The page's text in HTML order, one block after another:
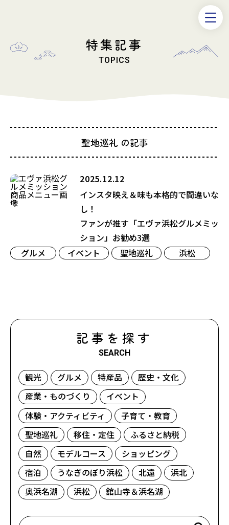
特集記事
TOPICS
聖地巡礼 の記事
インスタ映え＆味も本格的で間違いな
し！
ファンが推す「エヴァ浜松グルメミッ
ション」お勧め3選
2025.12.12
グルメ イベント 聖地巡礼 浜松
記事を探す
SEARCH
観光 グルメ 特産品
歴史・文化
産業・ものづくり
イベント
体験・アクティビティ
子育て・教育
聖地巡礼
移住・定住
ふるさと納税
自然
モデルコース
ショッピング
宿泊
うなぎのぼり浜松 北遠
浜北
奥浜名湖
浜松 舘山寺＆浜名湖